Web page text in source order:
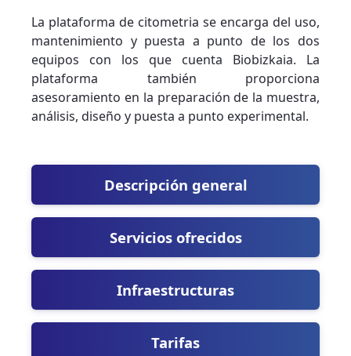
La plataforma de citometria se encarga del uso,
mantenimiento y puesta a punto de los dos
equipos con los que cuenta Biobizkaia. La
plataforma también proporciona
asesoramiento en la preparación de la muestra,
análisis, diseño y puesta a punto experimental.
Descripción general
Servicios ofrecidos
Infraestructuras
Tarifas